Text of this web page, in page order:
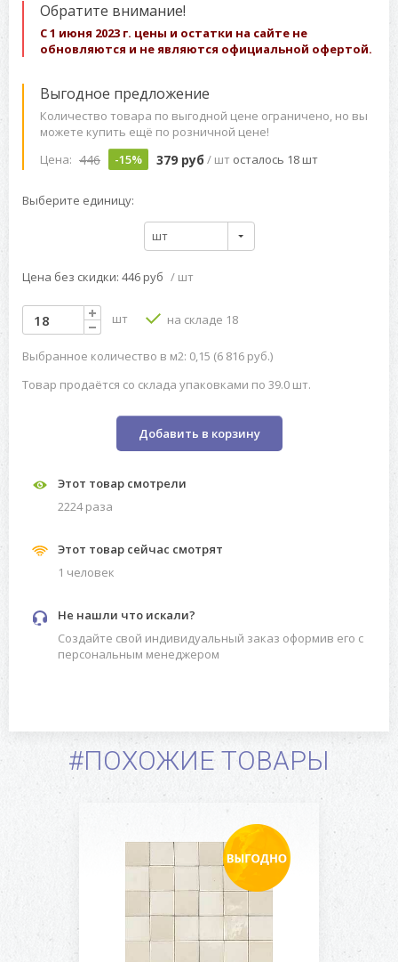
Обратите внимание!
С 1 июня 2023 г. цены и остатки на сайте не
обновляются и не являются официальной офертой.
Выгодное предложение
Количество товара по выгодной цене ограничено, но вы
можете купить ещё по розничной цене!
Цена: 446 -15% 379 руб / шт осталось 18 шт
Выберите единицу:
шт
Цена без скидки: 446 руб / шт
шт на складе 18
Выбранное количество в м2: 0,15 (6 816 руб.)
Товар продаётся со склада упаковками по 39.0 шт.
Добавить в корзину
Этот товар смотрели
2224 разa
Этот товар сейчас смотрят
1 человек
Не нашли что искали?
Создайте свой индивидуальный заказ оформив его с
персональным менеджером
#ПОХОЖИЕ ТОВАРЫ